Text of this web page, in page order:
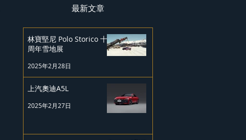
最新文章
林寶堅尼 Polo Storico 十
周年雪地展
2025年2月28日
上汽奧迪A5L
2025年2月27日